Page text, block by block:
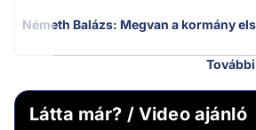
Németh Balázs: Megvan a kormány
Látta már? / Video ajánló